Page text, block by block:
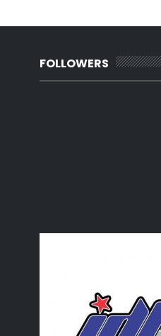
2014(124)
FOLLOWERS